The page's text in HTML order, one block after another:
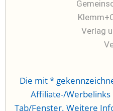
Die mit *
Affiliate-/
Tab/Fenster. Weitere